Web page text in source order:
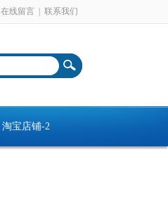
在线留言 联系我们
淘宝店铺-2